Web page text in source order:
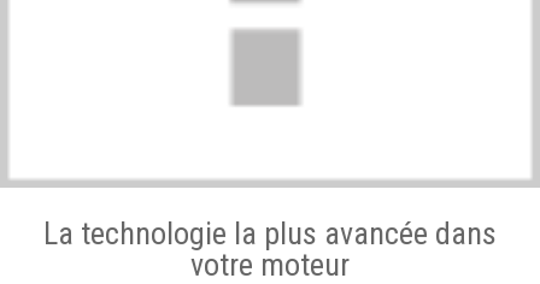
La technologie la plus avancée dans
votre moteur